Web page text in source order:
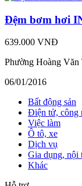
Đệm bơm hơi
639.000 VNĐ
Phường Hoàng
06/01/2016
Bất động sản
Điện tử, công
Việc làm
Ô tô, xe
Dịch vụ
Gia dụng, nội
Khác